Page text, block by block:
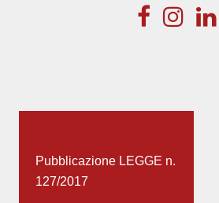
Pubblicazione LEGGE n.
127/2017